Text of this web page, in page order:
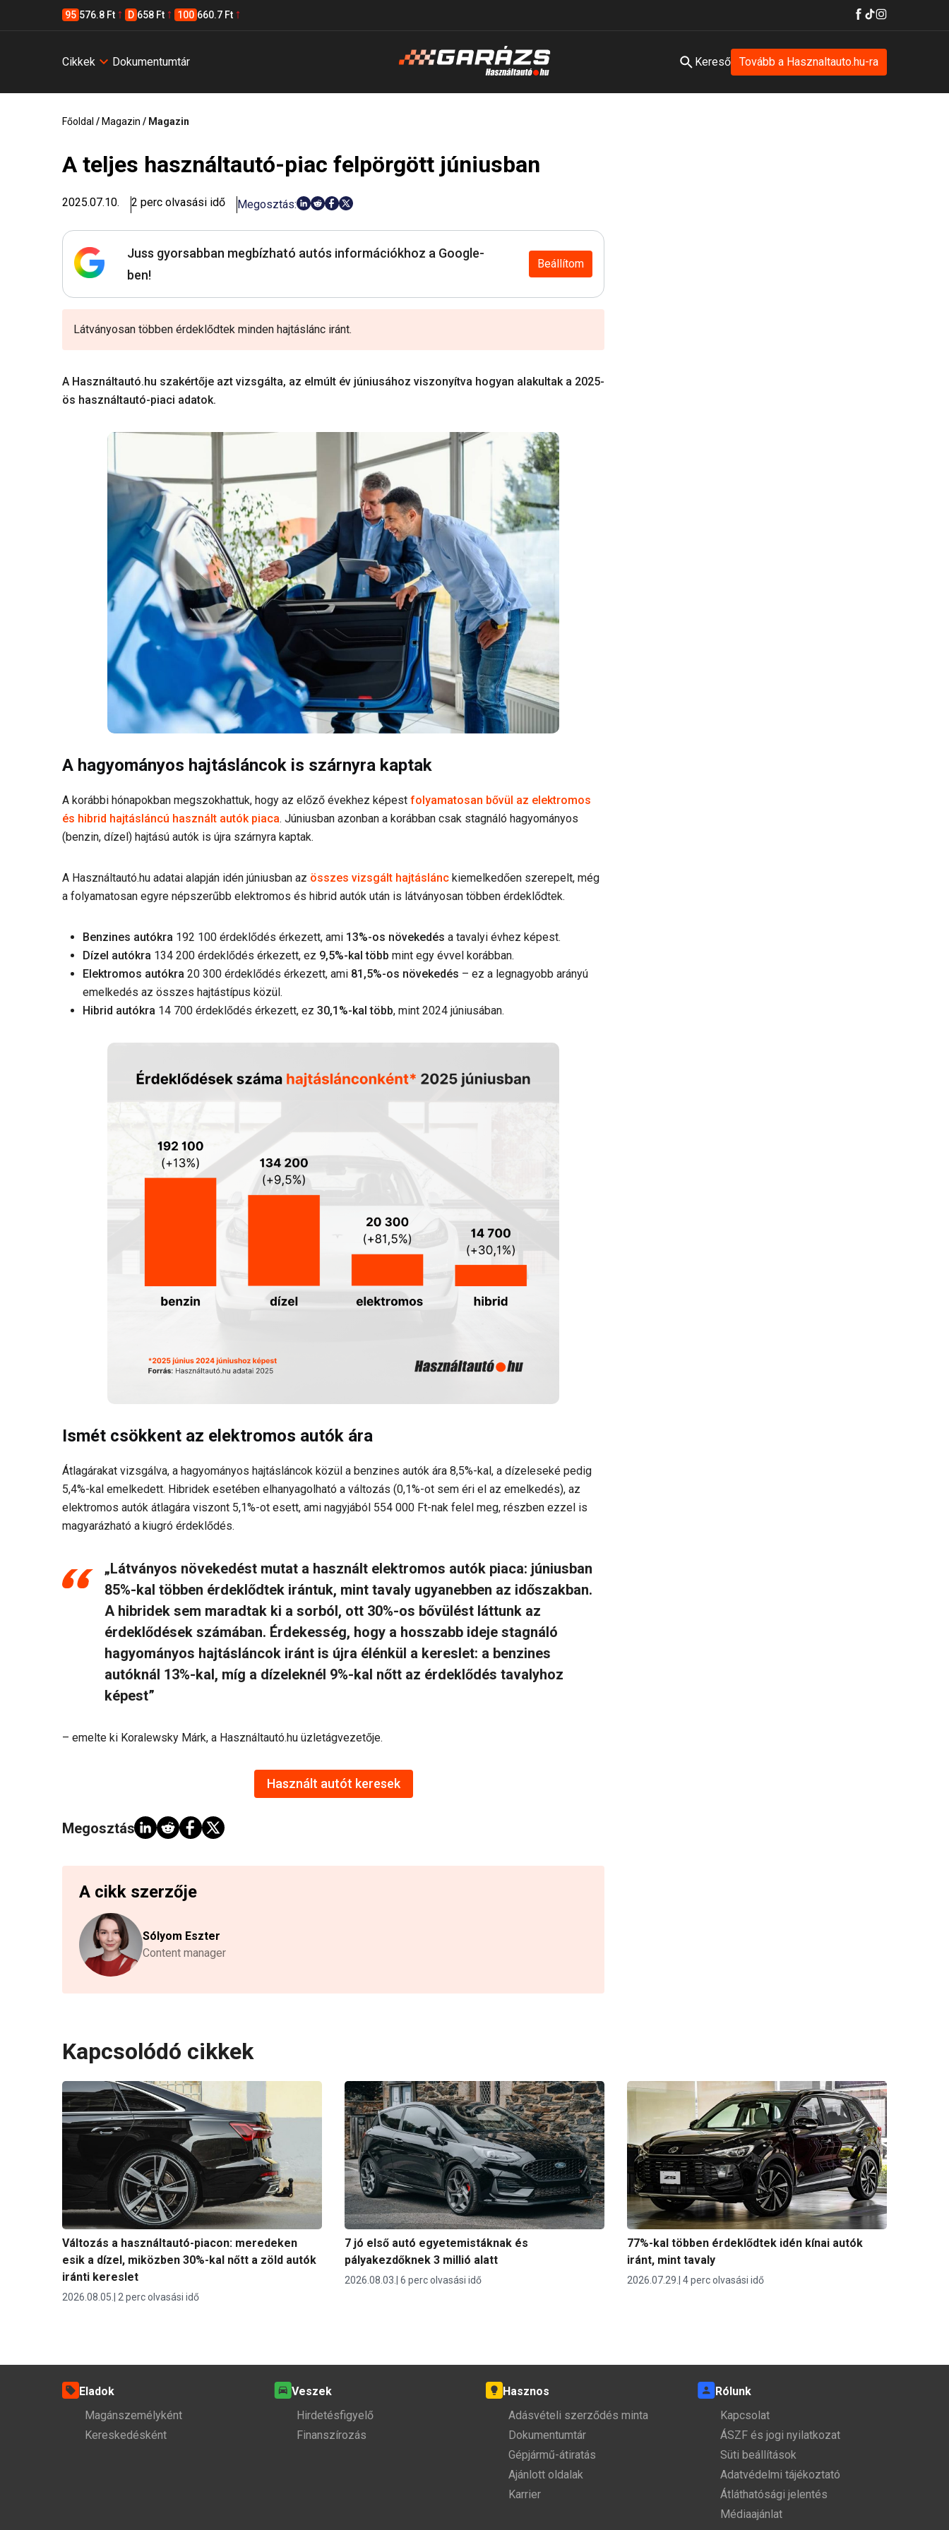
95 576.8 Ft D 658 Ft 100 660.7 Ft
Cikkek Dokumentumtár Kereső Tovább a Hasznaltauto.hu-ra
Főoldal / Magazin / Magazin
A teljes használtautó-piac felpörgött júniusban
2025.07.10. 2 perc olvasási idő Megosztás:
Juss gyorsabban megbízható autós információkhoz a Google-
ben!
Beállítom
Látványosan többen érdeklődtek minden hajtáslánc iránt.
A Használtautó.hu szakértője azt vizsgálta, az elmúlt év júniusához viszonyítva hogyan alakultak a 2025-
ös használtautó-piaci adatok.
A hagyományos hajtásláncok is szárnyra kaptak
A korábbi hónapokban megszokhattuk, hogy az előző évekhez képest folyamatosan bővül az elektromos
és hibrid hajtásláncú használt autók piaca. Júniusban azonban a korábban csak stagnáló hagyományos
(benzin, dízel) hajtású autók is újra szárnyra kaptak.
A Használtautó.hu adatai alapján idén júniusban az összes vizsgált hajtáslánc kiemelkedően szerepelt, még
a folyamatosan egyre népszerűbb elektromos és hibrid autók után is látványosan többen érdeklődtek.
Benzines autókra 192 100 érdeklődés érkezett, ami 13%-os növekedés a tavalyi évhez képest.
Dízel autókra 134 200 érdeklődés érkezett, ez 9,5%-kal több mint egy évvel korábban.
Elektromos autókra 20 300 érdeklődés érkezett, ami 81,5%-os növekedés – ez a legnagyobb arányú
emelkedés az összes hajtástípus közül.
Hibrid autókra 14 700 érdeklődés érkezett, ez 30,1%-kal több, mint 2024 júniusában.
Ismét csökkent az elektromos autók ára
Átlagárakat vizsgálva, a hagyományos hajtásláncok közül a benzines autók ára 8,5%-kal, a dízeleseké pedig
5,4%-kal emelkedett. Hibridek esetében elhanyagolható a változás (0,1%-ot sem éri el az emelkedés), az
elektromos autók átlagára viszont 5,1%-ot esett, ami nagyjából 554 000 Ft-nak felel meg, részben ezzel is
magyarázható a kiugró érdeklődés.
„Látványos növekedést mutat a használt elektromos autók piaca: júniusban
85%-kal többen érdeklődtek irántuk, mint tavaly ugyanebben az időszakban.
A hibridek sem maradtak ki a sorból, ott 30%-os bővülést láttunk az
érdeklődések számában. Érdekesség, hogy a hosszabb ideje stagnáló
hagyományos hajtásláncok iránt is újra élénkül a kereslet: a benzines
autóknál 13%-kal, míg a dízeleknél 9%-kal nőtt az érdeklődés tavalyhoz
képest”
– emelte ki Koralewsky Márk, a Használtautó.hu üzletágvezetője.
Használt autót keresek
Megosztás:
A cikk szerzője
Sólyom Eszter
Content manager
Kapcsolódó cikkek
Változás a használtautó-piacon: meredeken
esik a dízel, miközben 30%-kal nőtt a zöld autók
iránti kereslet
2026.08.05. 2 perc olvasási idő
7 jó első autó egyetemistáknak és
pályakezdőknek 3 millió alatt
2026.08.03. 6 perc olvasási idő
77%-kal többen érdeklődtek idén kínai autók
iránt, mint tavaly
2026.07.29. 4 perc olvasási idő
Eladok
Magánszemélyként
Kereskedésként
Veszek
Hirdetésfigyelő
Finanszírozás
Hasznos
Adásvételi szerződés minta
Dokumentumtár
Gépjármű-átiratás
Ajánlott oldalak
Karrier
Rólunk
Kapcsolat
ÁSZF és jogi nyilatkozat
Süti beállítások
Adatvédelmi tájékoztató
Átláthatósági jelentés
Médiaajánlat